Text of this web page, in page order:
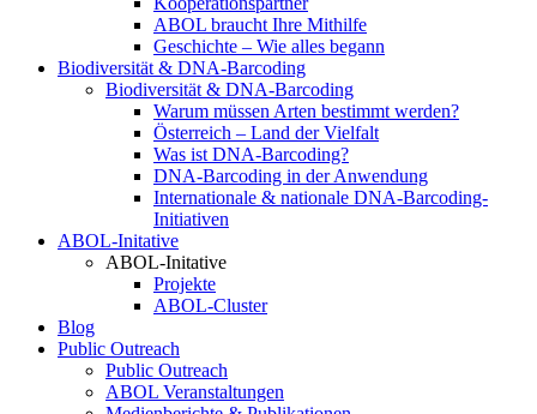
ABOL braucht Ihre Mithilfe
Geschichte – Wie alles begann
Biodiversität & DNA-Barcoding
Biodiversität & DNA-Barcoding
Warum müssen Arten bestimmt werden?
Österreich – Land der Vielfalt
Was ist DNA-Barcoding?
DNA-Barcoding in der Anwendung
Internationale & nationale DNA-Barcoding-
Initiativen
ABOL-Initative
ABOL-Initative
Projekte
ABOL-Cluster
Blog
Public Outreach
Public Outreach
ABOL Veranstaltungen